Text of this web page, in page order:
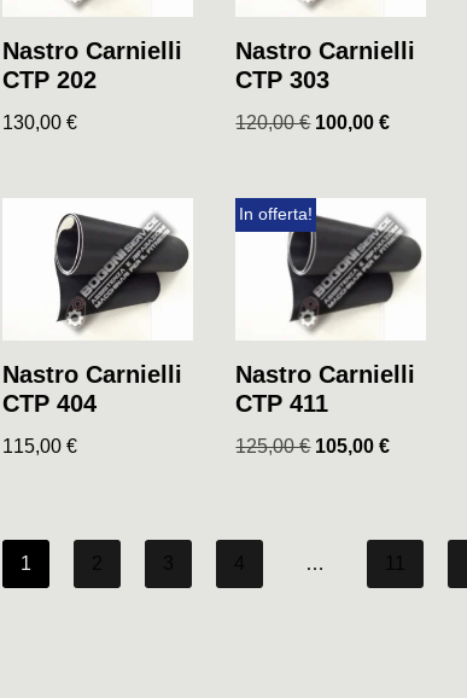
Nastro Carnielli
CTP 202
130,00€
Nastro Carnielli
CTP 303
120,00€ 100,00€
Nastro Carnielli
CTP 404
115,00€
In offerta!
Nastro Carnielli
CTP 411
125,00€ 105,00€
1 …